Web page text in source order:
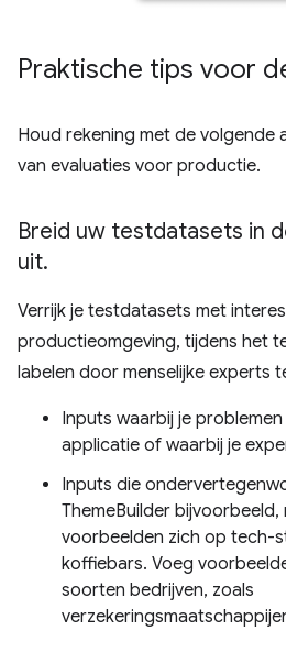
Praktische tips voor
Houd rekening met de volgende
van evaluaties voor productie.
Breid uw testdatasets in
uit.
Verrijk je testdatasets met
productieomgeving, tijdens het
labelen door menselijke experts
Inputs waarbij je
applicatie of waarbij je
Inputs die
ThemeBuilder
voorbeelden zich op tech-
koffiebars. Voeg
soorten bedrijven, zoals